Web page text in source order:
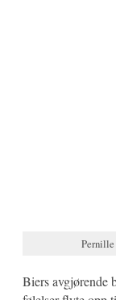
Pernille
Biers avgjørende